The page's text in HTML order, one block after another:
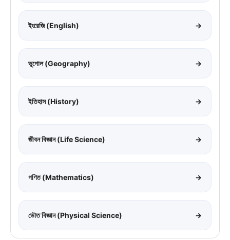
ইংরেজি (English) →
ভূগোল (Geography) →
ইতিহাস (History) →
জীবন বিজ্ঞান (Life Science) →
গণিত (Mathematics) →
ভৌত বিজ্ঞান (Physical Science) →